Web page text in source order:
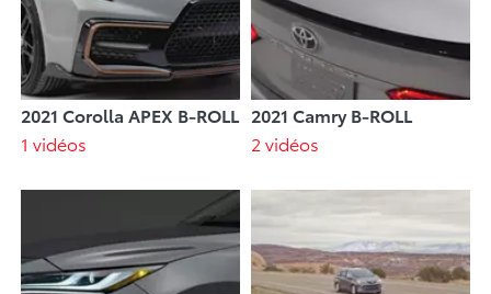
2021 Corolla APEX B-ROLL
1 vidéos
2021 Camry B-ROLL
2 vidéos